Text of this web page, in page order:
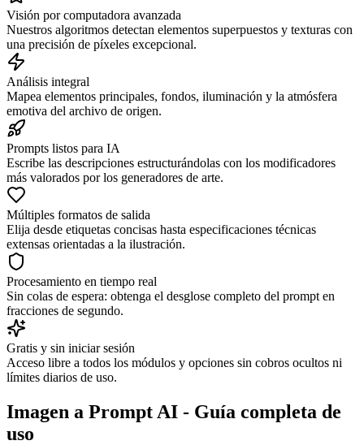
Visión por computadora avanzada
Nuestros algoritmos detectan elementos superpuestos y texturas con
una precisión de píxeles excepcional.
Análisis integral
Mapea elementos principales, fondos, iluminación y la atmósfera
emotiva del archivo de origen.
Prompts listos para IA
Escribe las descripciones estructurándolas con los modificadores
más valorados por los generadores de arte.
Múltiples formatos de salida
Elija desde etiquetas concisas hasta especificaciones técnicas
extensas orientadas a la ilustración.
Procesamiento en tiempo real
Sin colas de espera: obtenga el desglose completo del prompt en
fracciones de segundo.
Gratis y sin iniciar sesión
Acceso libre a todos los módulos y opciones sin cobros ocultos ni
límites diarios de uso.
Imagen a Prompt AI - Guía completa de
uso